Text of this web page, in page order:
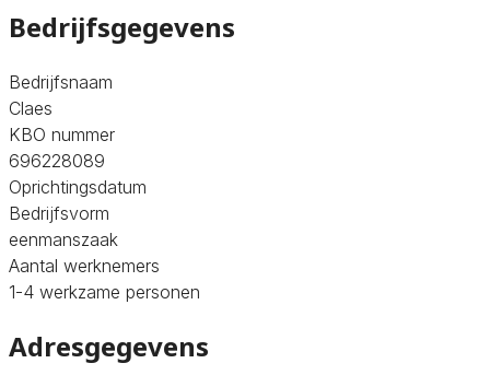
Bedrijfsgegevens
Bedrijfsnaam
Claes
KBO nummer
696228089
Oprichtingsdatum
Bedrijfsvorm
eenmanszaak
Aantal werknemers
1-4 werkzame personen
Adresgegevens